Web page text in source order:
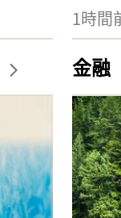
1時間
金融